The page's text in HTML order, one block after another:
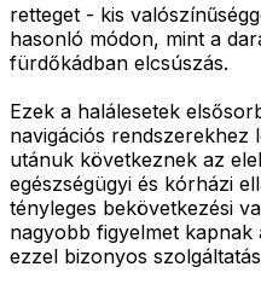
retteget - kis
hasonló módon, mint a
fürdőkádban elcsúszás.
Ezek a halálesetek
navigációs
utánuk következnek az
egészségügyi és kórházi
tényleges bekövetkezési
nagyobb figyelmet kapnak
ezzel bizonyos